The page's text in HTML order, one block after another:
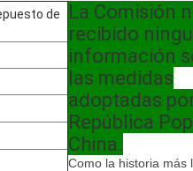
de
La Comisión
recibido
información
las medidas
adoptadas
República
China.
Como la historia más